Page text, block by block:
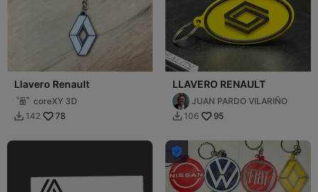
Llavero Renault
coreXY 3D
 142 78
LLAVERO RENAULT
JUAN PARDO VILARIÑO
 106 95
